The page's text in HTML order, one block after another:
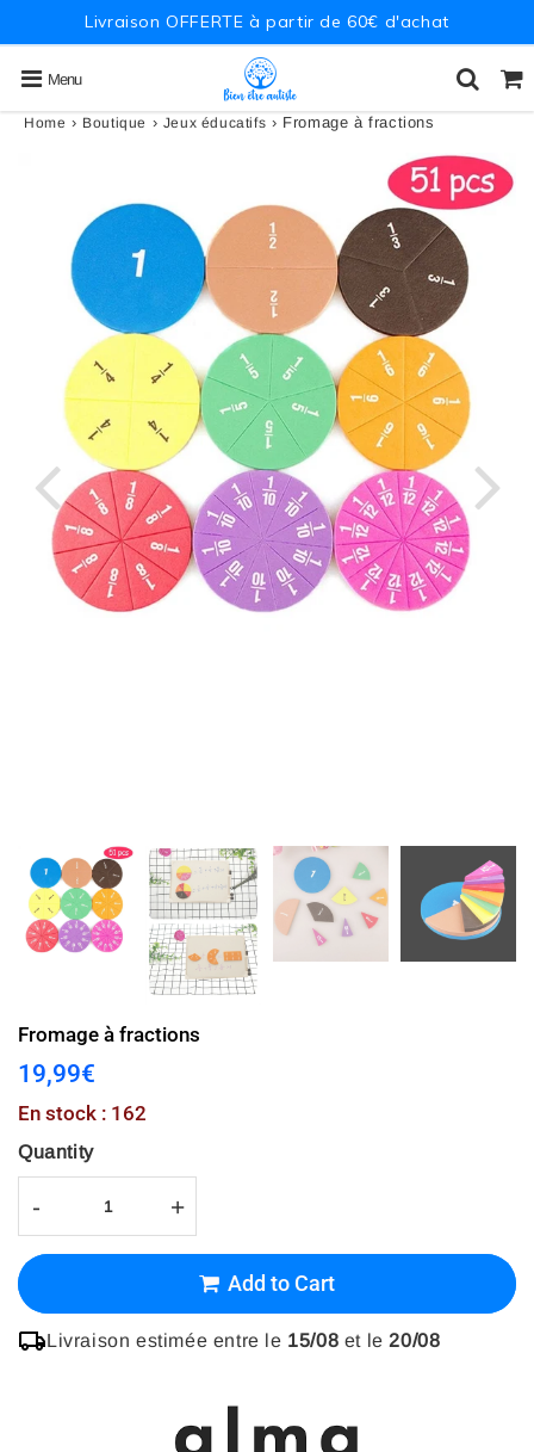
Livraison OFFERTE à partir de 60€ d'achat
Menu
Home › Boutique › Jeux éducatifs › Fromage à fractions
Fromage à fractions
19,99€
Unit
En stock : 162
Quantity
- +
Add to Cart
Livraison estimée entre le 15/08 et le 20/08